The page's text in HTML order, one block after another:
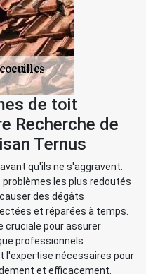
de toit
Recherche de
Ternus
qu'ils ne s'aggravent.
les plus redoutés
des dégâts
et réparées à temps.
cruciale pour assurer
professionnels
l'expertise nécessaires pour
et efficacement.